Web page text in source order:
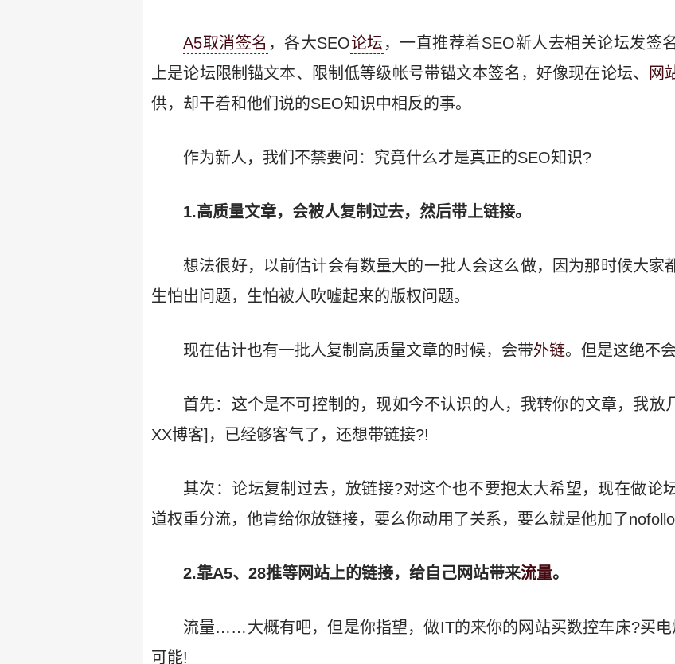
A5取消签名 ，各大SEO论坛 ，一直推荐着SEO新人去相关论坛发
上是论坛限制锚文本、限制低等级帐号带锚文本签名，好像现在论坛、
网
供，却干着和他们说的SEO知识中相反的事。
作为新人，我们不禁要问：究竟什么才是真正的SEO知识?
1.高质量文章，会被人复制过去，然后带上链接。
想法很好，以前估计会有数量大的一批人会这么做，因为那时候大家
生怕出问题，生怕被人吹嘘起来的版权问题。
现在估计也有一批人复制高质量文章的时候，会带外链。但是这绝不会
首先：这个是不可控制的，现如今不认识的人，我转你的文章，我放
XX博客]，已经够客气了，还想带链接?!
其次：论坛复制过去，放链接?对这个也不要抱太大希望，现在做论
道权重分流，他肯给你放链接，要么你动用了关系，要么就是他加了
2.靠A5、28推等网站上的链接，给自己网站带来流量。
流量……大概有吧，但是你指望，做IT的来你的网站买数控车床?买电
可能!